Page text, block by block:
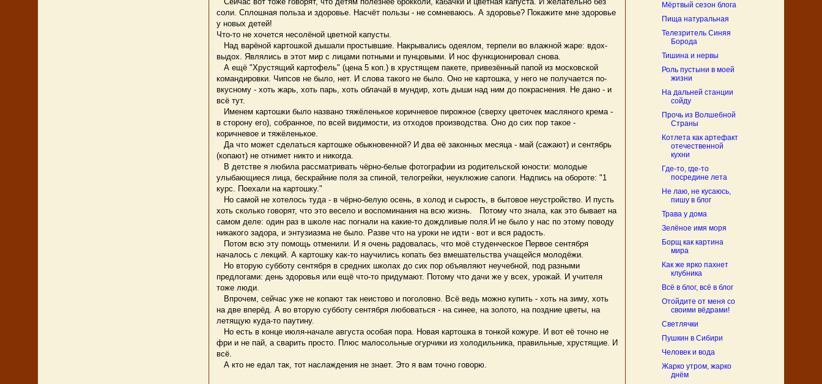
соли. Сплошная польза и здоровье. Насчёт пользы - не сомневаюсь. А здоровье? Покажите мне здоровье
у новых детей!
Что-то не хочется несолёной цветной капусты.
Над варёной картошкой дышали простывшие. Накрывались одеялом, терпели во влажной жаре: вдох-
выдох. Являлись в этот мир с лицами потными и пунцовыми. И нос функционировал снова.
А ещё "Хрустящий картофель" (цена 5 коп.) в хрустящем пакете, привезённый папой из московской
командировки. Чипсов не было, нет. И слова такого не было. Оно не картошка, у него не получается по-
вкусному - хоть жарь, хоть парь, хоть облачай в мундир, хоть дыши над ним до покраснения. Не дано - и
всё тут.
Именем картошки было названо тяжёленькое коричневое пирожное (сверху цветочек масляного крема -
в сторону его), собранное, по всей видимости, из отходов производства. Оно до сих пор такое -
коричневое и тяжёленькое.
Да что может сделаться картошке обыкновенной? И два её законных месяца - май (сажают) и сентябрь
(копают) не отнимет никто и никогда.
В детстве я любила рассматривать чёрно-белые фотографии из родительской юности: молодые
улыбающиеся лица, бескрайние поля за спиной, телогрейки, неуклюжие сапоги. Надпись на обороте: "1
курс. Поехали на картошку."
Но самой не хотелось туда - в чёрно-белую осень, в холод и сырость, в бытовое неустройство. И пусть
хоть сколько говорят, что это весело и воспоминания на всю жизнь. Потому что знала, как это бывает на
самом деле: один раз в школе нас погнали на какие-то дождливые поля.И не было у нас по этому поводу
никакого задора, и энтузиазма не было. Разве что на уроки не идти - вот и вся радость.
Потом всю эту помощь отменили. И я очень радовалась, что моё студенческое Первое сентября
началось с лекций. А картошку как-то научились копать без вмешательства учащейся молодёжи.
Но вторую субботу сентября в средних школах до сих пор объявляют неучебной, под разными
предлогами: день здоровья или ещё что-то придумают. Потому что дачи же у всех, урожай. И учителя
тоже люди.
Впрочем, сейчас уже не копают так неистово и поголовно. Всё ведь можно купить - хоть на зиму, хоть
на две вперёд. А во вторую субботу сентября любоваться - на синее, на золото, на поздние цветы, на
летящую куда-то паутину.
Но есть в конце июля-начале августа особая пора. Новая картошка в тонкой кожуре. И вот её точно не
фри и не пай, а сварить просто. Плюс малосольные огурчики из холодильника, правильные, хрустящие. И
всё.
А кто не едал так, тот наслаждения не знает. Это я вам точно говорю.
Мёртвый сезон блога
Пища натуральная
Телезритель Синяя
Борода
Тишина и нервы
Роль пустыни в моей
жизни
На дальней станции
сойду
Прочь из Волшебной
Страны
Котлета как артефакт
отечественной
кухни
Где-то, где-то
посредине лета
Не лаю, не кусаюсь,
пишу в блог
Трава у дома
Зелёное имя моря
Борщ как картина
мира
Как же ярко пахнет
клубника
Всё в блог, всё в блог
Отойдите от меня со
своими вёдрами!
Светлячки
Пушкин в Сибири
Человек и вода
Жарко утром, жарко
днём